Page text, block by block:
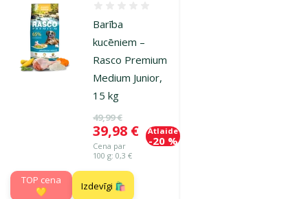
Barība
kucēniem –
Rasco Premium
Medium Junior,
15 kg
Oriģinālā cena
49,99 €
Cena
39,98 €
Cena par
100 g: 0,3 €
Atlaide
-20 %
TOP cena
💛
Izdevīgi 🛍️